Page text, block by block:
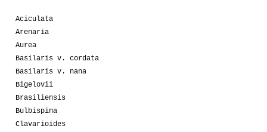
Aciculata
Arenaria
Aurea
Basilaris v. cordata
Basilaris v. nana
Bigelovii
Brasiliensis
Bulbispina
Clavarioides